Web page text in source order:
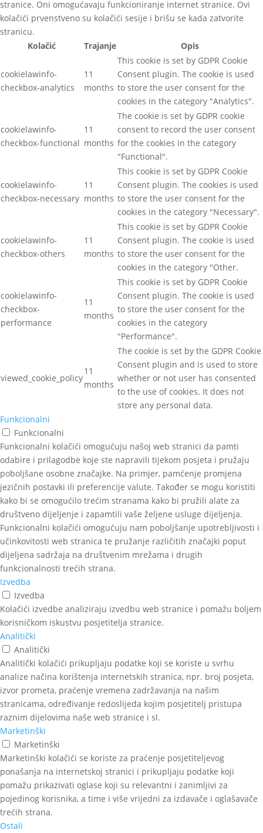
stranice. Oni omogućavaju funkcioniranje internet stranice. Ovi
kolačići prvenstveno su kolačići sesije i brišu se kada zatvorite
stranicu.
Kolačić
Trajanje Opis
cookielawinfo-
checkbox-analytics
11
months
This cookie is set by GDPR Cookie
Consent plugin. The cookie is used
to store the user consent for the
cookies in the category "Analytics".
cookielawinfo-
checkbox-functional
11
months
The cookie is set by GDPR cookie
consent to record the user consent
for the cookies in the category
"Functional".
cookielawinfo-
checkbox-necessary
11
months
This cookie is set by GDPR Cookie
Consent plugin. The cookies is used
to store the user consent for the
cookies in the category "Necessary".
cookielawinfo-
checkbox-others
11
months
This cookie is set by GDPR Cookie
Consent plugin. The cookie is used
to store the user consent for the
cookies in the category "Other.
cookielawinfo-
checkbox-
performance
11
months
This cookie is set by GDPR Cookie
Consent plugin. The cookie is used
to store the user consent for the
cookies in the category
"Performance".
viewed_cookie_policy
11
months
The cookie is set by the GDPR Cookie
Consent plugin and is used to store
whether or not user has consented
to the use of cookies. It does not
store any personal data.
Funkcionalni
Funkcionalni
Funkcionalni kolačići omogućuju našoj web stranici da pamti
odabire i prilagodbe koje ste napravili tijekom posjeta i pružaju
poboljšane osobne značajke. Na primjer, pamćenje promjena
jezičnih postavki ili preferencije valute. Također se mogu koristiti
kako bi se omogućilo trećim stranama kako bi pružili alate za
društveno dijeljenje i zapamtili vaše željene usluge dijeljenja.
Funkcionalni kolačići omogućuju nam poboljšanje upotrebljivosti i
učinkovitosti web stranica te pružanje različitih značajki poput
dijeljena sadržaja na društvenim mrežama i drugih
funkcionalnosti trećih strana.
Izvedba
Izvedba
Kolačići izvedbe analiziraju izvedbu web stranice i pomažu boljem
korisničkom iskustvu posjetitelja stranice.
Analitički
Analitički
Analitički kolačići prikupljaju podatke koji se koriste u svrhu
analize načina korištenja internetskih stranica, npr. broj posjeta,
izvor prometa, praćenje vremena zadržavanja na našim
stranicama, određivanje redoslijeda kojim posjetitelj pristupa
raznim dijelovima naše web stranice i sl.
Marketinški
Marketinški
Marketinški kolačići se koriste za praćenje posjetiteljevog
ponašanja na internetskoj stranici i prikupljaju podatke koji
pomažu prikazivati oglase koji su relevantni i zanimljivi za
pojedinog korisnika, a time i više vrijedni za izdavače i oglašavače
trećih strana.
Ostali